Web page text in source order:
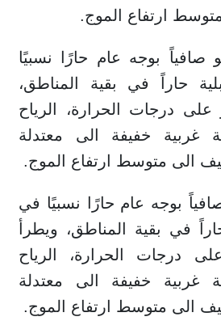
ارتفاع الموج.
صافياً بوجه عام حارًا نسبيًا
حاراً في بقية المناطق،
على درجات الحرارة، الرياح
غربية خفيفة الى معتدلة
الى متوسط ارتفاع الموج.
بوجه عام حارًا نسبيًا في
في بقية المناطق، ويطرأ
درجات الحرارة، الرياح
غربية خفيفة الى معتدلة
الى متوسط ارتفاع الموج.